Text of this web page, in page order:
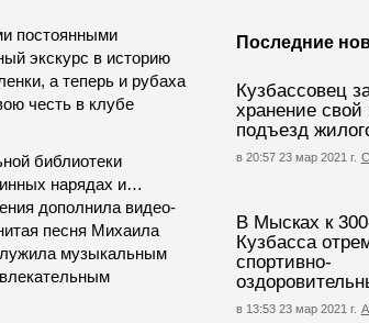
Последние
Кузбассовец
хранение
подъезд
в 20:57 23 мар 2021 г.
В Мысках к
Кузбасса
спортивно-
в 13:53 23 мар 2021 г.
постоянными
экскурс в историю
а теперь и рубаха
честь в клубе
библиотеки
нарядах и…
дополнила видео-
песня Михаила
музыкальным